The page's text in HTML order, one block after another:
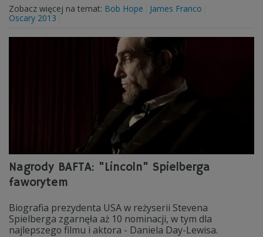
Zobacz więcej na temat: Bob Hope
James Franco
Oscary 2013
Nagrody BAFTA: "Lincoln" Spielberga
faworytem
Biografia prezydenta USA w reżyserii Stevena
Spielberga zgarnęła aż 10 nominacji, w tym dla
najlepszego filmu i aktora - Daniela Day-Lewisa.